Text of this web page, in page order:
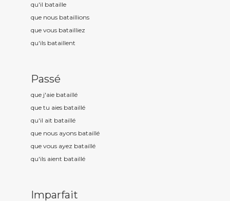
qu'il bataille
que nous bataillions
que vous batailliez
qu'ils bataillent
Passé
que j'aie bataillé
que tu aies bataillé
qu'il ait bataillé
que nous ayons bataillé
que vous ayez bataillé
qu'ils aient bataillé
Imparfait